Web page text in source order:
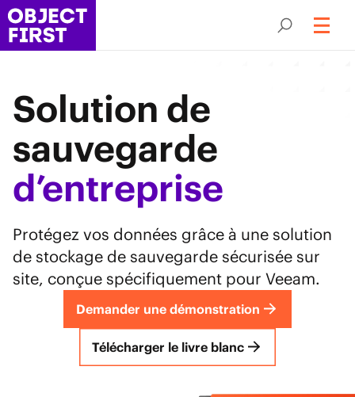
Solution de
sauvegarde
d’entreprise
Protégez vos données grâce à une solution
de stockage de sauvegarde sécurisée sur
site, conçue spécifiquement pour Veeam.
Demander une démonstration
Télécharger le livre blanc